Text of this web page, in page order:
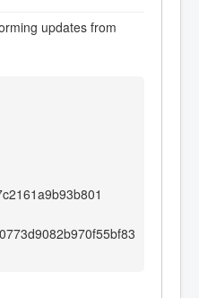
updates from